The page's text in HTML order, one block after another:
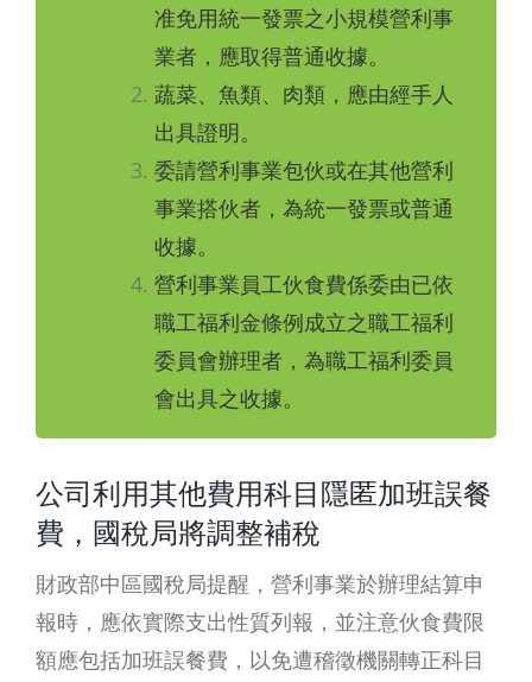
准免用統一發票之小規模營利事
業者，應取得普通收據。
蔬菜、魚類、肉類，應由經手人
出具證明。
委請營利事業包伙或在其他營利
事業搭伙者，為統一發票或普通
收據。
營利事業員工伙食費係委由已依
職工福利金條例成立之職工福利
委員會辦理者，為職工福利委員
會出具之收據。
公司利用其他費用科目隱匿加班誤餐
費，國稅局將調整補稅
財政部中區國稅局提醒，營利事業於辦理結算申
報時，應依實際支出性質列報，並注意伙食費限
額應包括加班誤餐費，以免遭稽徵機關轉正科目